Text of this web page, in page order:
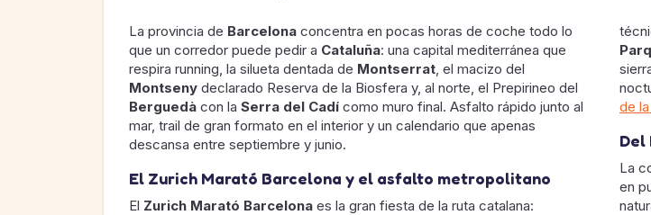
La provincia de Barcelona concentra en pocas horas de coche todo lo
que un corredor puede pedir a Cataluña: una capital mediterránea que
respira running, la silueta dentada de Montserrat, el macizo del
Montseny declarado Reserva de la Biosfera y, al norte, el Prepirineo del
Berguedà con la Serra del Cadí como muro final. Asfalto rápido junto al
mar, trail de gran formato en el interior y un calendario que apenas
descansa entre septiembre y junio.
El Zurich Marató Barcelona y el asfalto metropolitano
El Zurich Marató Barcelona es la gran fiesta de la ruta catalana:
de
Del
La
en